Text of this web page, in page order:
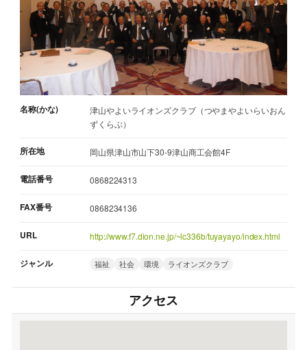
名称(かな)
津山やよいライオンズクラブ（つやまやよいらいおん
ずくらぶ）
所在地 岡山県津山市山下30-9津山商工会館4F
電話番号 0868224313
FAX番号 0868234136
URL http://www.f7.dion.ne.jp/~lc336b/tuyayayo/index.html
ジャンル 福祉 社会 環境 ライオンズクラブ
アクセス